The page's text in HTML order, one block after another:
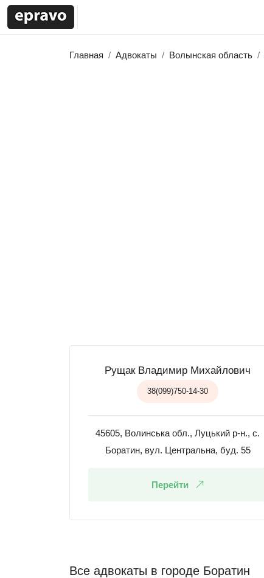
Главная Адвокаты Волынская область
Рущак Владимир Михайлович
38(099)750-14-30
45605, Волинська обл., Луцький р-н., с.
Боратин, вул. Центральна, буд. 55
Перейти
Все адвокаты в городе Боратин